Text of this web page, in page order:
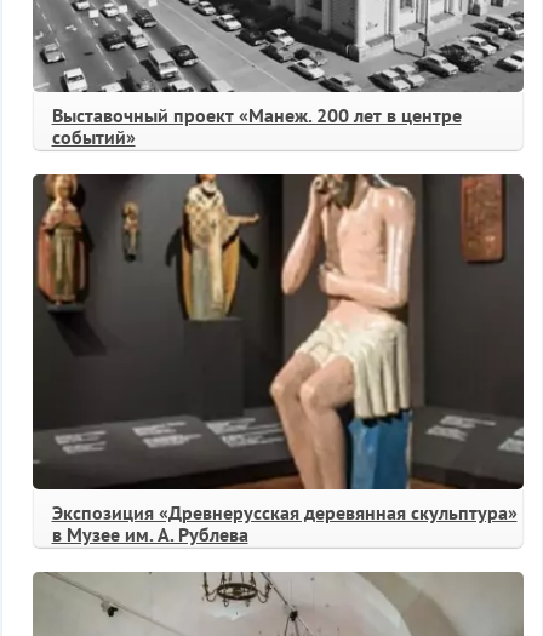
Выставочный проект «Манеж. 200 лет в центре
событий»
Экспозиция «Древнерусская деревянная скульптура»
в Музее им. А. Рублева